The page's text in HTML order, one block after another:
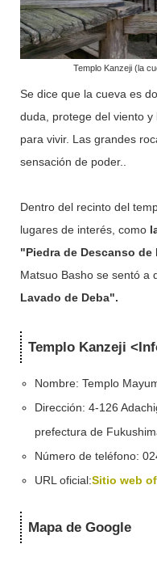
Templo Kanzeji (la
Se dice que la cueva es
duda, protege del viento
para vivir. Las grandes
sensación de poder..
Dentro del recinto del
lugares de interés, como
"Piedra de Descanso
Matsuo Basho se sentó a
Lavado de Deba".
Templo Kanzeji
Nombre: Templo
Dirección: 4-126
prefectura de
Número de teléfono:
URL oficial:Sitio web
Mapa de Google